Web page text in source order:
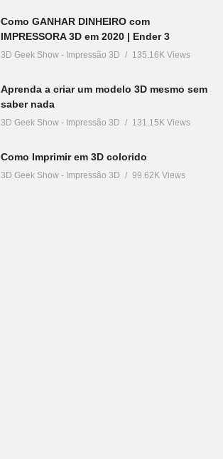
Como GANHAR DINHEIRO com
IMPRESSORA 3D em 2020 | Ender 3
3D Geek Show - Impressão 3D 135.16K Views
Aprenda a criar um modelo 3D mesmo sem
saber nada
3D Geek Show - Impressão 3D 131.15K Views
Como Imprimir em 3D colorido
3D Geek Show - Impressão 3D 99.62K Views